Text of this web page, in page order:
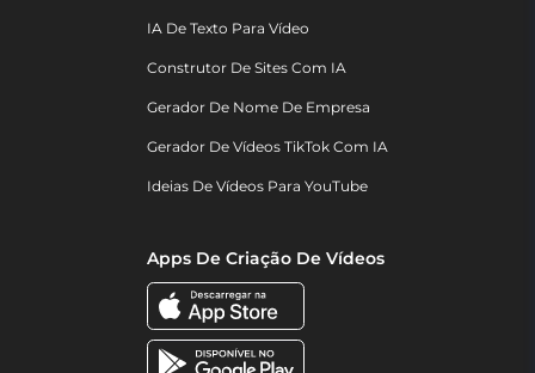
IA De Texto Para Vídeo
Construtor De Sites Com IA
Gerador De Nome De Empresa
Gerador De Vídeos TikTok Com IA
Ideias De Vídeos Para YouTube
Apps De Criação De Vídeos